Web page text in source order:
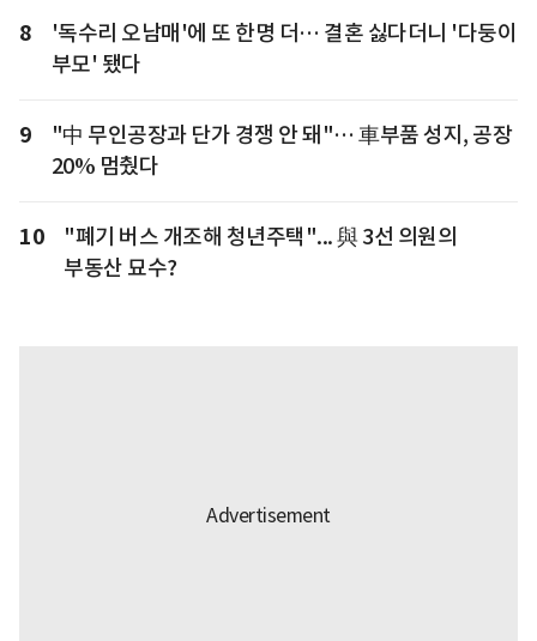
8
'독수리 오남매'에 또 한명 더… 결혼 싫다더니 '다둥이
부모' 됐다
9
"中 무인공장과 단가 경쟁 안 돼"… 車부품 성지, 공장
20% 멈췄다
10
"폐기 버스 개조해 청년주택"... 與 3선 의원의
부동산 묘수?